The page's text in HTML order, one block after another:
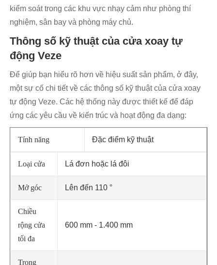
kiểm soát trong các khu vực nhạy cảm như phòng thí
nghiệm, sân bay và phòng máy chủ.
Thông số kỹ thuật của cửa xoay tự
động Veze
Để giúp bạn hiểu rõ hơn về hiệu suất sản phẩm, ở đây,
một sự cố chi tiết về các thông số kỹ thuật của cửa xoay
tự động Veze. Các hệ thống này được thiết kế để đáp
ứng các yêu cầu về kiến ​​trúc và hoạt động đa dạng:
Tính năng Đặc điểm kỹ thuật
Loại cửa Lá đơn hoặc lá đôi
Mở góc Lên đến 110 °
Chiều
rộng cửa
tối đa
600 mm - 1.400 mm
Trọng